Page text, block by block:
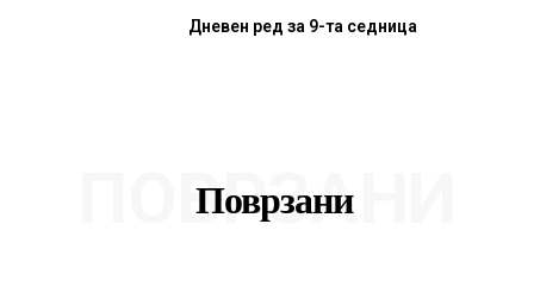
Дневен ред за 9-та седница
Поврзани
ПОВРЗАНИ